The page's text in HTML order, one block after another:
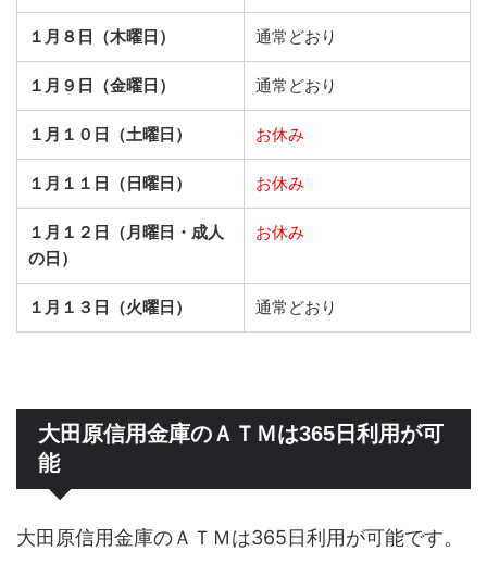
１月８日（木曜日） 通常どおり
１月９日（金曜日） 通常どおり
１月１０日（土曜日） お休み
１月１１日（日曜日） お休み
１月１２日（月曜日・成人
の日）
お休み
１月１３日（火曜日） 通常どおり
大田原信用金庫のＡＴＭは365日利用が可
能
大田原信用金庫のＡＴＭは365日利用が可能です。